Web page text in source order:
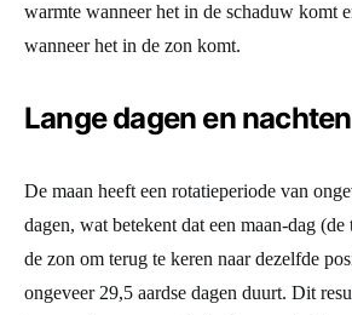
warmte wanneer het in de schaduw komt
wanneer het in de zon komt.
Lange dagen en nachten
De maan heeft een rotatieperiode van
dagen, wat betekent dat een maan-dag
de zon om terug te keren naar dezelfde
ongeveer 29,5 aardse dagen duurt. Dit